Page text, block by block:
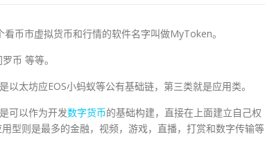
币市虚拟货币和行情的软件名字叫做MyToken。
币 等等。
太坊应EOS小蚂蚁等公有基础链，第三类就是应用类。
可以作为开发数字货币的基础构建，直接在上面建立自己权
型则是最多的金融，视频，游戏，直播，打赏和数字传输等